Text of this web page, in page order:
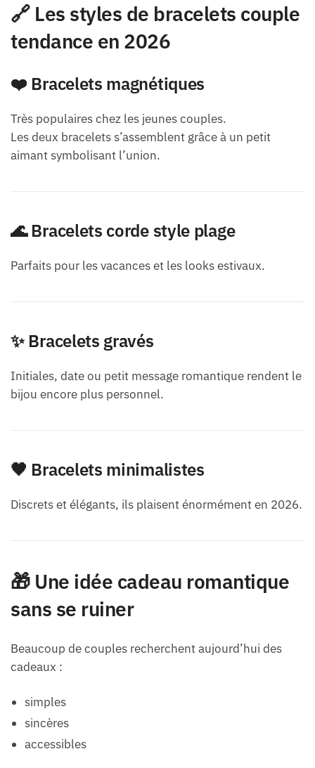
🔗 Les styles de bracelets couple
tendance en 2026
❤️ Bracelets magnétiques
Très populaires chez les jeunes couples.
Les deux bracelets s’assemblent grâce à un petit
aimant symbolisant l’union.
🌊 Bracelets corde style plage
Parfaits pour les vacances et les looks estivaux.
✨ Bracelets gravés
Initiales, date ou petit message romantique rendent le
bijou encore plus personnel.
🖤 Bracelets minimalistes
Discrets et élégants, ils plaisent énormément en 2026.
🎁 Une idée cadeau romantique
sans se ruiner
Beaucoup de couples recherchent aujourd’hui des
cadeaux :
simples
sincères
accessibles